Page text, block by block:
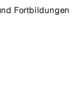
Fortbildungen